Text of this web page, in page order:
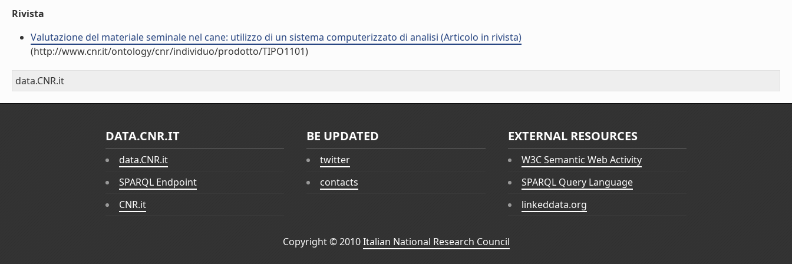
Rivista
Valutazione del materiale seminale nel cane: utilizzo di un sistema computerizzato di analisi (Articolo in rivista)
(http://www.cnr.it/ontology/cnr/individuo/prodotto/TIPO1101)
data.CNR.it
DATA.CNR.IT
data.CNR.it
SPARQL Endpoint
CNR.it
BE UPDATED
twitter
contacts
EXTERNAL RESOURCES
W3C Semantic Web Activity
SPARQL Query Language
linkeddata.org
Copyright © 2010Italian National Research Council